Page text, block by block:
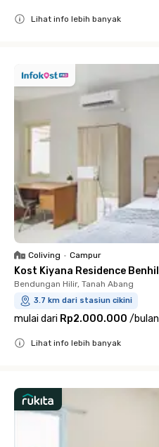
Lihat info lebih banyak
Coliving • Campur
Kost Kiyana Residence Benhil
Bendungan Hilir, Tanah Abang
3.7 km dari stasiun cikini
mulai dari Rp2.000.000 /bulan
Lihat info lebih banyak